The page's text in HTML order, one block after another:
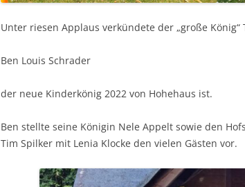
Unter riesen Applaus verkündete der „große König“
Ben Louis Schrader
der neue Kinderkönig 2022 von Hohehaus ist.
Ben stellte seine Königin Nele Appelt sowie den
Tim Spilker mit Lenia Klocke den vielen Gästen vor.